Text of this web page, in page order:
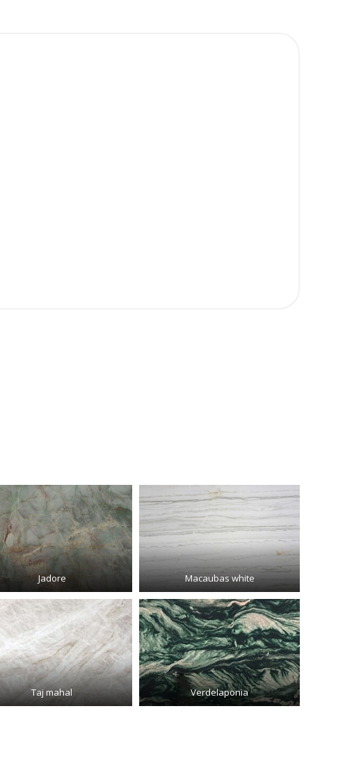
Jadore Macaubas white
Taj mahal Verdelaponia